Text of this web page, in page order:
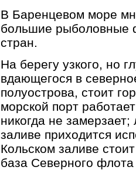
В Баренцевом море
большие рыболовные
стран.
На берегу узкого, но
вдающегося в
полуострова, стоит
морской порт
никогда не
заливе приходится
Кольском заливе
база Северного